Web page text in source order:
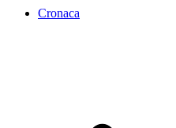
Cronaca